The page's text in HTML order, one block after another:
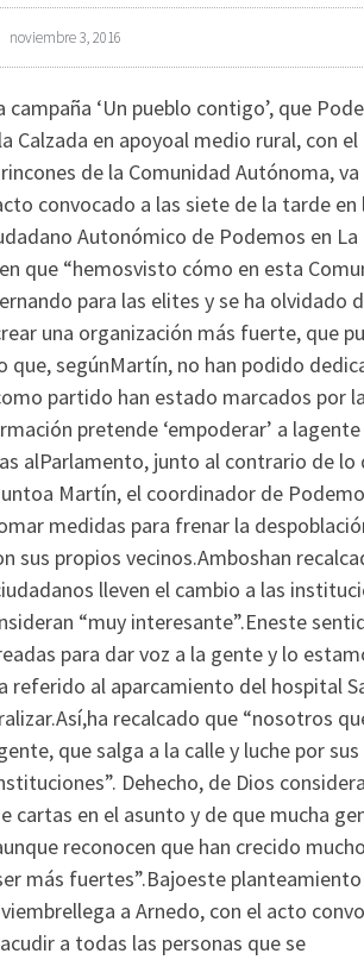
noviembre 3, 2016
campaña ‘Un pueblo contigo’, que
Calzada en apoyoal medio rural, con
de la Comunidad Autónoma, va
convocado a las siete de la tarde en
Autonómico de Podemos en
que “hemosvisto cómo en esta
para las elites y se ha olvidado
una organización más fuerte, que
segúnMartín, no han podido
partido han estado marcados por
pretende ‘empoderar’ a
alParlamento, junto al contrario de lo
Martín, el coordinador de
medidas para frenar la
sus propios vecinos.Amboshan
lleven el cambio a las
“muy interesante”.Eneste
para dar voz a la gente y lo
referido al aparcamiento del hospital
recalcado que “nosotros
que salga a la calle y luche por sus
Dehecho, de Dios
en el asunto y de que mucha
reconocen que han crecido
más fuertes”.Bajoeste planteamiento
a Arnedo, con el acto
a todas las personas que se